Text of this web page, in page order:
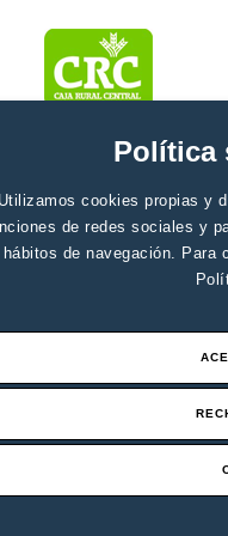
Política
cookies propias y
de redes sociales y
hábitos de navegación.
Aviso legal